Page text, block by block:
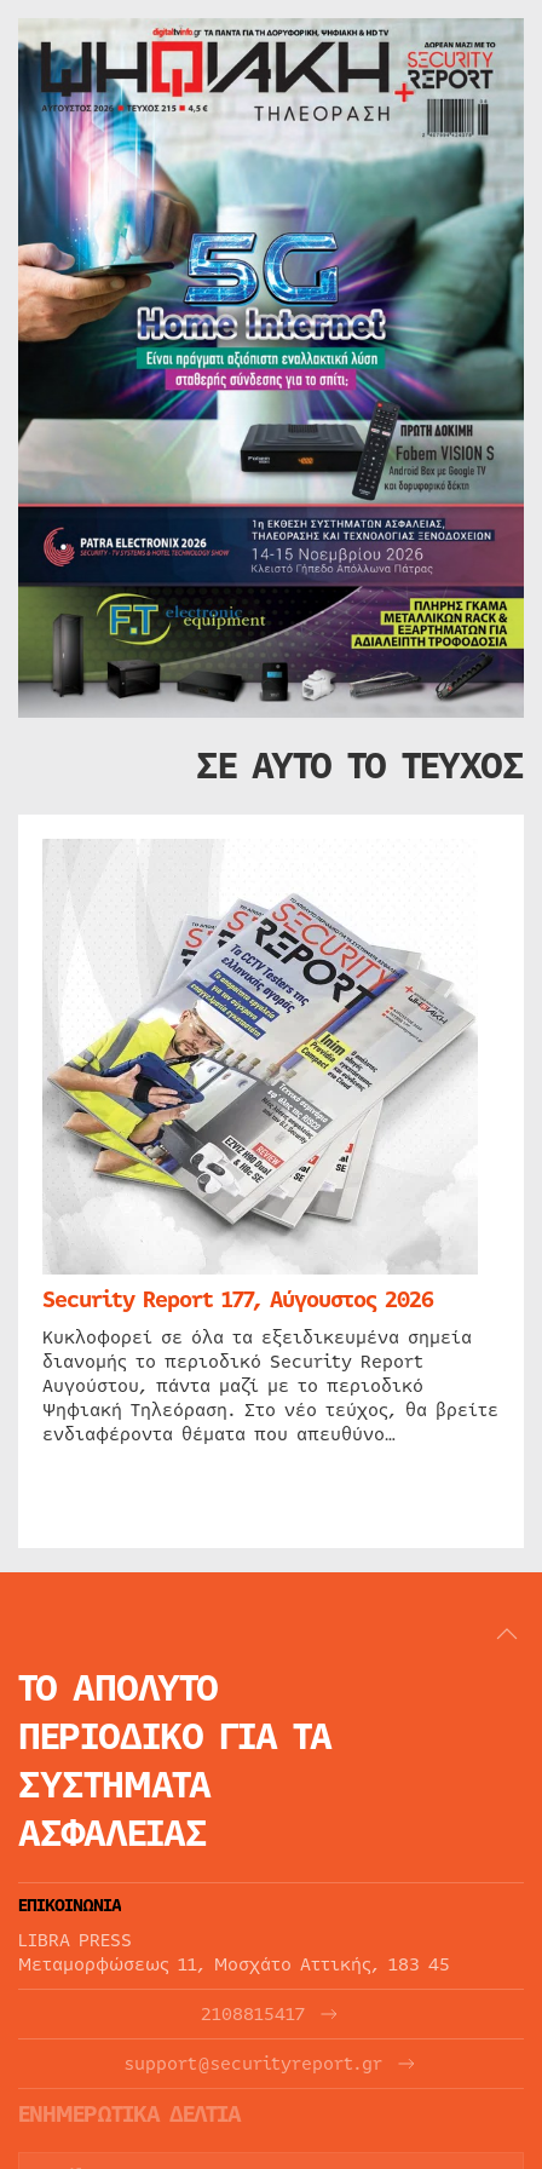
ΣΕ ΑΥΤΟ ΤΟ ΤΕΥΧΟΣ
Security Report 177, Αύγουστος 2026
Κυκλοφορεί σε όλα τα εξειδικευμένα σημεία
διανομής το περιοδικό Security Report
Αυγούστου, πάντα μαζί με το περιοδικό
Ψηφιακή Τηλεόραση. Στο νέο τεύχος, θα βρείτε
ενδιαφέροντα θέματα που απευθύνο…
ΤΟ ΑΠΟΛΥΤΟ
ΠΕΡΙΟΔΙΚΟ ΓΙΑ ΤΑ
ΣΥΣΤΗΜΑΤΑ
ΑΣΦΑΛΕΙΑΣ
ΕΠΙΚΟΙΝΩΝΙΑ
LIBRA PRESS
Μεταμορφώσεως 11, Μοσχάτο Αττικής, 183 45
2108815417
support@securityreport.gr
ΕΝΗΜΕΡΩΤΙΚΑ ΔΕΛΤΙΑ